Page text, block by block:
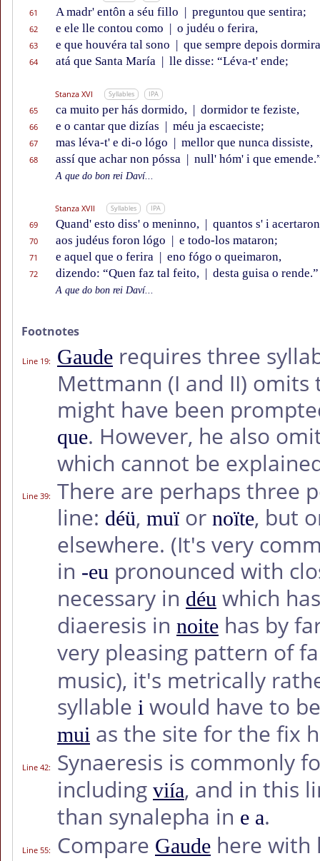
61 A madr' entôn a séu fillo | preguntou que sentira;
62 e ele lle contou como | o judéu o ferira,
63 e que houvéra tal sono | que sempre depois
64 atá que Santa María | lle disse: “Léva-t' ende;
Stanza XVI Syllables IPA
65 ca muito per hás dormido, | dormidor te feziste,
66 e o cantar que dizías | méu ja escaeciste;
67 mas léva-t' e di-o lógo | mellor que nunca dissiste,
68 assí que achar non póssa | null' hóm' i que
A que do bon rei Daví...
Stanza XVII Syllables IPA
69 Quand' esto diss' o meninno, | quantos s' i acertaron
70 aos judéus foron lógo | e todo-los mataron;
71 e aquel que o ferira | eno fógo o queimaron,
72 dizendo: “Quen faz tal feito, | desta guisa o rende.”
A que do bon rei Daví...
Footnotes
Line 19: Gaude requires three
Mettmann (I and II)
might have been
que. However, he also
which cannot be
Line 39:
There are perhaps three
line: déü, muï or noïte, but
elsewhere. (It's very
in -eu pronounced with
necessary in déu which
diaeresis in noite has by
very pleasing pattern of
music), it's metrically
syllable i would have to
mui as the site for the fix
Line 42:
Synaeresis is commonly
including viía, and in this
than synalepha in e a.
Line 55: Compare Gaude here with